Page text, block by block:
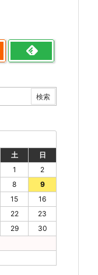
土
日
1
2
8
9
15
16
22
23
29
30